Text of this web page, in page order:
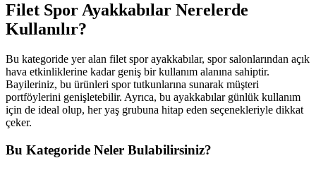
Filet Spor Ayakkabılar Nerelerde
Kullanılır?
Bu kategoride yer alan filet spor ayakkabılar, spor salonlarından açık
hava etkinliklerine kadar geniş bir kullanım alanına sahiptir.
Bayileriniz, bu ürünleri spor tutkunlarına sunarak müşteri
portföylerini genişletebilir. Ayrıca, bu ayakkabılar günlük kullanım
için de ideal olup, her yaş grubuna hitap eden seçenekleriyle dikkat
çeker.
Bu Kategoride Neler Bulabilirsiniz?